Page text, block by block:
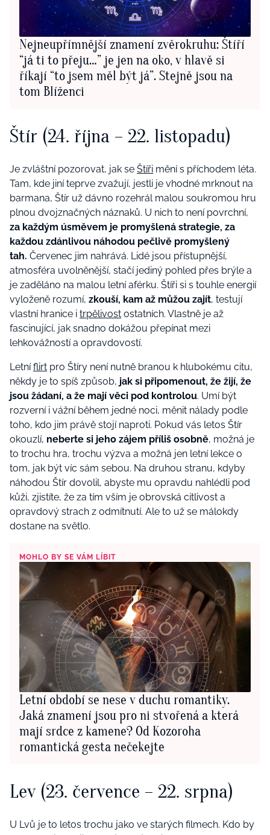
Nejneupřímnější znamení zvěrokruhu: Štíří
“já ti to přeju…” je jen na oko, v hlavě si
říkají “to jsem měl být já”. Stejně jsou na
tom Blíženci
Štír (24. října – 22. listopadu)
Je zvláštní pozorovat, jak se Štíři mění s příchodem léta.
Tam, kde jiní teprve zvažují, jestli je vhodné mrknout na
barmana, Štír už dávno rozehrál malou soukromou hru
plnou dvojznačných náznaků. U nich to není povrchní,
za každým úsměvem je promyšlená strategie, za
každou zdánlivou náhodou pečlivě promyšlený
tah. Červenec jim nahrává. Lidé jsou přístupnější,
atmosféra uvolněnější, stačí jediný pohled přes brýle a
je zaděláno na malou letní aférku. Štíři si s touhle energií
vyloženě rozumí, zkouší, kam až můžou zajít, testují
vlastní hranice i trpělivost ostatních. Vlastně je až
fascinující, jak snadno dokážou přepínat mezi
lehkovážností a opravdovostí.
Letníflirt pro Štíry není nutně branou k hlubokému citu,
někdy je to spíš způsob, jak si připomenout, že žijí, že
jsou žádaní, a že mají věci pod kontrolou. Umí být
rozverní i vážní během jedné noci, měnit nálady podle
toho, kdo jim právě stojí naproti. Pokud vás letos Štír
okouzlí, neberte si jeho zájem příliš osobně, možná je
to trochu hra, trochu výzva a možná jen letní lekce o
tom, jak být víc sám sebou. Na druhou stranu, kdyby
náhodou Štír dovolil, abyste mu opravdu nahlédli pod
kůži, zjistíte, že za tím vším je obrovská citlivost a
opravdový strach z odmítnutí. Ale to už se málokdy
dostane na světlo.
MOHLO BY SE VÁM LÍBIT
Letní období se nese v duchu romantiky.
Jaká znamení jsou pro ni stvořená a která
mají srdce z kamene? Od Kozoroha
romantická gesta nečekejte
Lev (23. července – 22. srpna)
U Lvů je to letos trochu jako ve starých filmech. Kdo by